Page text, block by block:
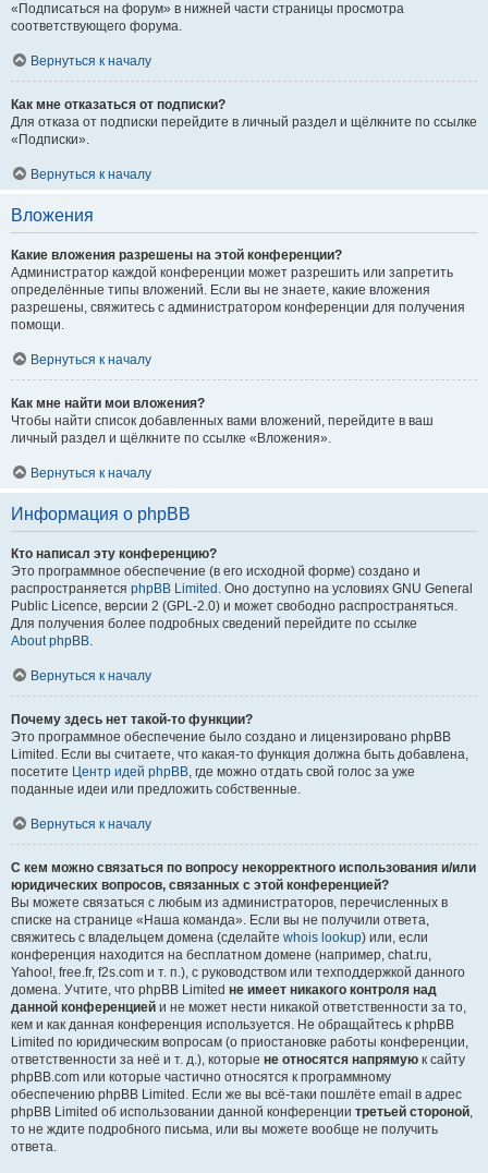
«Подписаться на форум» в нижней части страницы просмотра
соответствующего форума.
Вернуться к началу
Как мне отказаться от подписки?
Для отказа от подписки перейдите в личный раздел и щёлкните по ссылке
«Подписки».
Вернуться к началу
Вложения
Какие вложения разрешены на этой конференции?
Администратор каждой конференции может разрешить или запретить
определённые типы вложений. Если вы не знаете, какие вложения
разрешены, свяжитесь с администратором конференции для получения
помощи.
Вернуться к началу
Как мне найти мои вложения?
Чтобы найти список добавленных вами вложений, перейдите в ваш
личный раздел и щёлкните по ссылке «Вложения».
Вернуться к началу
Информация о phpBB
Кто написал эту конференцию?
Это программное обеспечение (в его исходной форме) создано и
распространяется phpBB Limited . Оно доступно на условиях GNU General
Public Licence, версии 2 (GPL-2.0) и может свободно распространяться.
Для получения более подробных сведений перейдите по ссылке
About phpBB.
Вернуться к началу
Почему здесь нет такой-то функции?
Это программное обеспечение было создано и лицензировано phpBB
Limited. Если вы считаете, что какая-то функция должна быть добавлена,
посетите Центр идей phpBB, где можно отдать свой голос за уже
поданные идеи или предложить собственные.
Вернуться к началу
С кем можно связаться по вопросу некорректного использования и/или
юридических вопросов, связанных с этой конференцией?
Вы можете связаться с любым из администраторов, перечисленных в
списке на странице «Наша команда». Если вы не получили ответа,
свяжитесь с владельцем домена (сделайте whois lookup) или, если
конференция находится на бесплатном домене (например, chat.ru,
Yahoo!, free.fr, f2s.com и т. п.), с руководством или техподдержкой данного
домена. Учтите, что phpBB Limited не имеет никакого контроля над
данной конференцией и не может нести никакой ответственности за то,
кем и как данная конференция используется. Не обращайтесь к phpBB
Limited по юридическим вопросам (о приостановке работы конференции,
ответственности за неё и т. д.), которые не относятся напрямую к сайту
phpBB.com или которые частично относятся к программному
обеспечению phpBB Limited. Если же вы всё-таки пошлёте email в адрес
phpBB Limited об использовании данной конференции третьей стороной,
то не ждите подробного письма, или вы можете вообще не получить
ответа.